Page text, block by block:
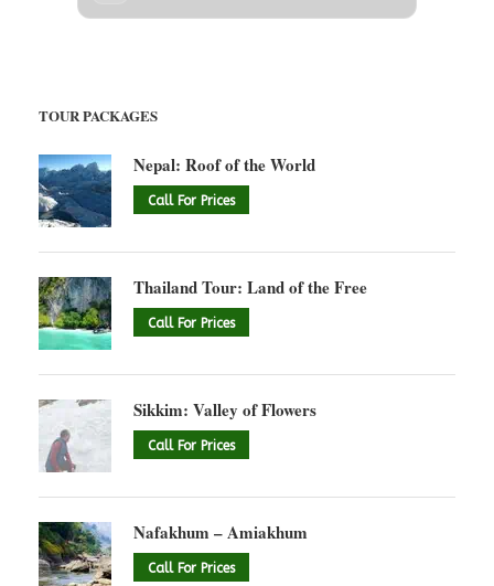
TOUR PACKAGES
Nepal: Roof of the World
Call For Prices
Thailand Tour: Land of the Free
Call For Prices
Sikkim: Valley of Flowers
Call For Prices
Nafakhum – Amiakhum
Call For Prices